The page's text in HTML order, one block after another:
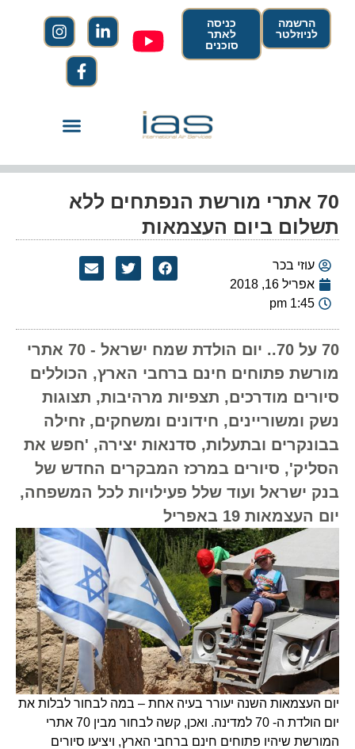
הרשמה
לניוזלטר
כניסה
לאתר
סוכנים
70 אתרי מורשת הנפתחים ללא
תשלום ביום העצמאות
עוזי בכר
אפריל 16, 2018
1:45 pm
70 על 70.. יום הולדת שמח ישראל - 70 אתרי
מורשת פתוחים חינם ברחבי הארץ, הכוללים
סיורים מודרכים, תצפיות מרהיבות, תצוגות
נשק ומשוריינים, חידונים ומשחקים, זחילה
בבונקרים ובתעלות, סדנאות יצירה, 'חפש את
הסליק', סיורים במרכז המבקרים החדש של
בנק ישראל ועוד שלל פעילויות לכל המשפחה,
יום העצמאות 19 באפריל
יום העצמאות השנה יעורר בעיה אחת – במה לבחור לבלות את
יום הולדת ה- 70 למדינה. ואכן, קשה לבחור מבין 70 אתרי
המורשת שיהיו פתוחים חינם ברחבי הארץ, ויציעו סיורים